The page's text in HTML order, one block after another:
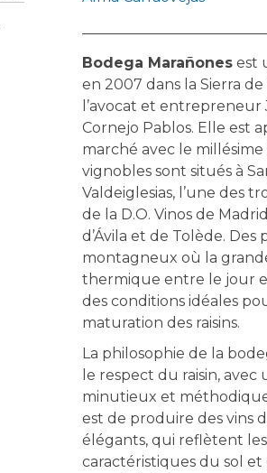
Bodega Marañonesest
en 2007 dans la Sierra
l’avocat et entrepreneur
Cornejo Pablos. Elle est
marché avec le millésime
vignobles sont situés à
Valdeiglesias, l’une des
de la D.O. Vinos de
d’Ávila et de Tolède. Des
montagneux où la
thermique entre le jour
des conditions idéales
maturation des raisins.
La philosophie de la
le respect du raisin, avec
minutieux et
est de produire des vins
élégants, qui reflètent les
caractéristiques du sol et